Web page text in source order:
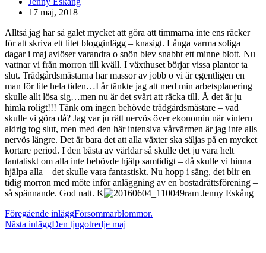
Inlägget
17 maj, 2018
Alltså jag har så galet mycket att göra att timmarna inte ens räcker
för att skriva ett litet blogginlägg – knasigt. Långa varma soliga
dagar i maj avlöser varandra o snön blev snabbt ett minne blott. Nu
vattnar vi från morron till kväll. I växthuset börjar vissa plantor ta
slut. Trädgårdsmästarna har massor av jobb o vi är egentligen en
man för lite hela tiden…I år tänkte jag att med min arbetsplanering
skulle allt lösa sig…men nu är det svårt att räcka till. Å det är ju
himla roligt!!! Tänk om ingen behövde trädgårdsmästare – vad
skulle vi göra då? Jag var ju rätt nervös över ekonomin när vintern
aldrig tog slut, men med den här intensiva vårvärmen är jag inte alls
nervös längre. Det är bara det att alla växter ska säljas på en mycket
kortare period. I den bästa av världar så skulle det ju vara helt
fantatiskt om alla inte behövde hjälp samtidigt – då skulle vi hinna
hjälpa alla – det skulle vara fantastiskt. Nu hopp i säng, det blir en
tidig morron med möte inför anläggning av en bostadrättsförening –
så spännande. God natt. K
ram Jenny Eskång
Läs
fler
Föregående inläggFörsommarblommor.
Nästa inläggDen tjugotredje maj